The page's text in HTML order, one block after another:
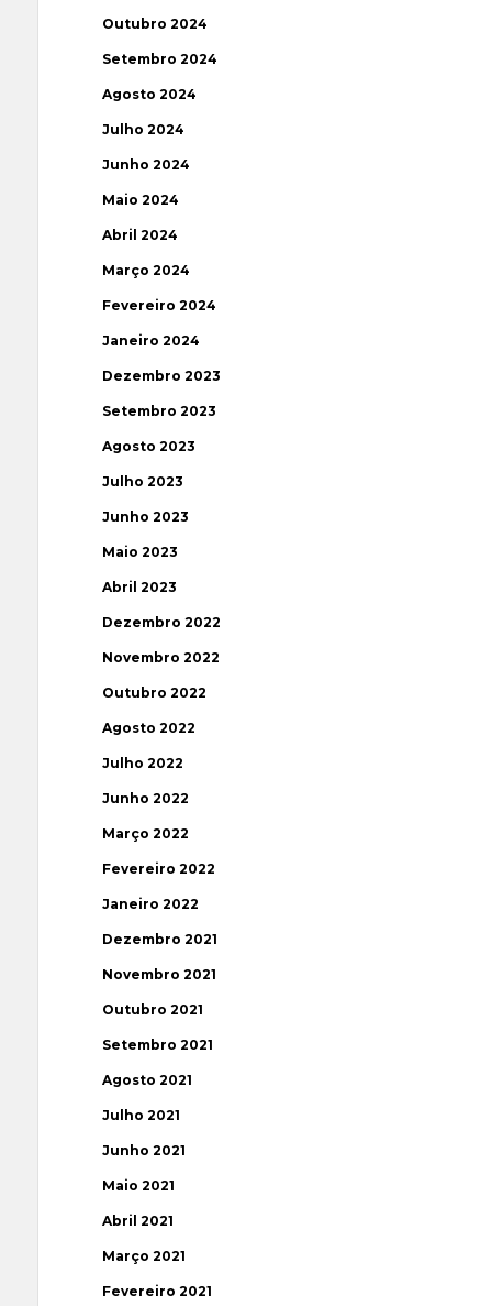
Outubro 2024
Setembro 2024
Agosto 2024
Julho 2024
Junho 2024
Maio 2024
Abril 2024
Março 2024
Fevereiro 2024
Janeiro 2024
Dezembro 2023
Setembro 2023
Agosto 2023
Julho 2023
Junho 2023
Maio 2023
Abril 2023
Dezembro 2022
Novembro 2022
Outubro 2022
Agosto 2022
Julho 2022
Junho 2022
Março 2022
Fevereiro 2022
Janeiro 2022
Dezembro 2021
Novembro 2021
Outubro 2021
Setembro 2021
Agosto 2021
Julho 2021
Junho 2021
Maio 2021
Abril 2021
Março 2021
Fevereiro 2021